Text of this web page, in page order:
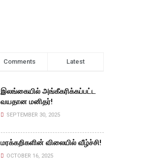
Comments Latest
இலங்கையில் அங்கீகரிக்கப்பட்ட
வயதான மனிதர்!
SEPTEMBER 30, 2025
மரக்கறிகளின் விலையில் வீழ்ச்சி!
OCTOBER 16, 2025